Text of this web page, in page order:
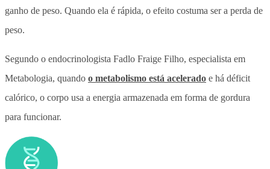
ganho de peso. Quando ela é rápida, o efeito costuma ser a perda de
peso.
Segundo o endocrinologista Fadlo Fraige Filho, especialista em
Metabologia, quando o metabolismo está acelerado e há déficit
calórico, o corpo usa a energia armazenada em forma de gordura
para funcionar.